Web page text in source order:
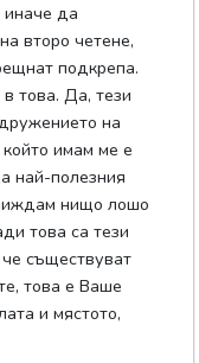
иначе да
второ четене,
подкрепа.
това. Да, тези
на
имам ме е
най-полезния
нищо лошо
това са тези
съществуват
това е Ваше
и мястото,